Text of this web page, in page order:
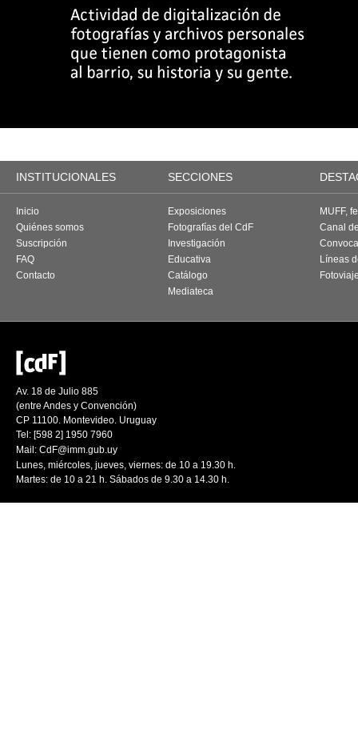
INSTITUCIONALES SECCIONES
Inicio
Quiénes somos
Suscripción
FAQ
Contacto
Exposiciones
Fotografías del CdF
Investigación
Educativa
Catálogo
Mediateca
MUFF,
Canal
Líneas
Av. 18 de Julio 885
(entre Andes y Convención)
CP 11100. Montevideo. Uruguay
Tel: [598 2] 1950 7960
Mail: CdF@imm.gub.uy
Lunes, miércoles, jueves, viernes: de 10 a 19.30 h.
Martes: de 10 a 21 h. Sábados de 9.30 a 14.30 h.